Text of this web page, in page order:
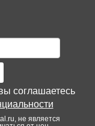
соглашаетесь
не является